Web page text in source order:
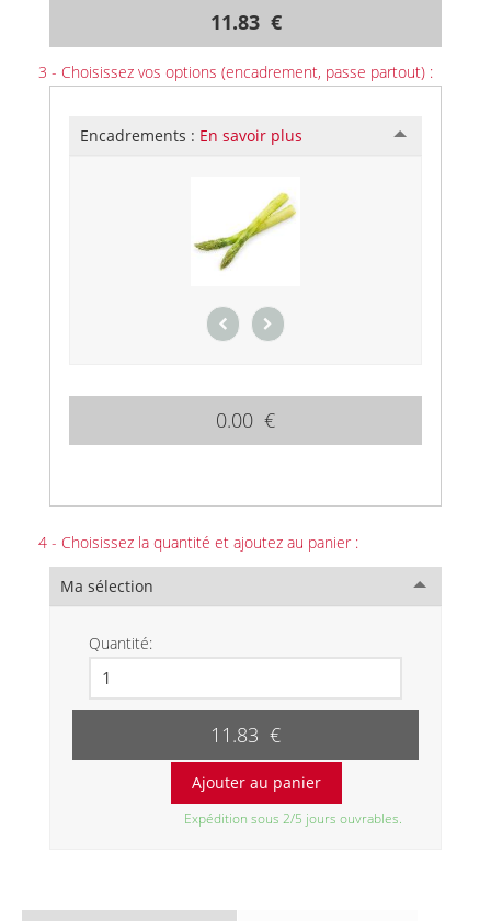
11.83 €
3 - Choisissez vos options (encadrement, passe partout) :
Encadrements : En savoir plus
0.00 €
4 - Choisissez la quantité et ajoutez au panier :
Ma sélection
Quantité:
11.83 €
Expédition sous 2/5 jours ouvrables.